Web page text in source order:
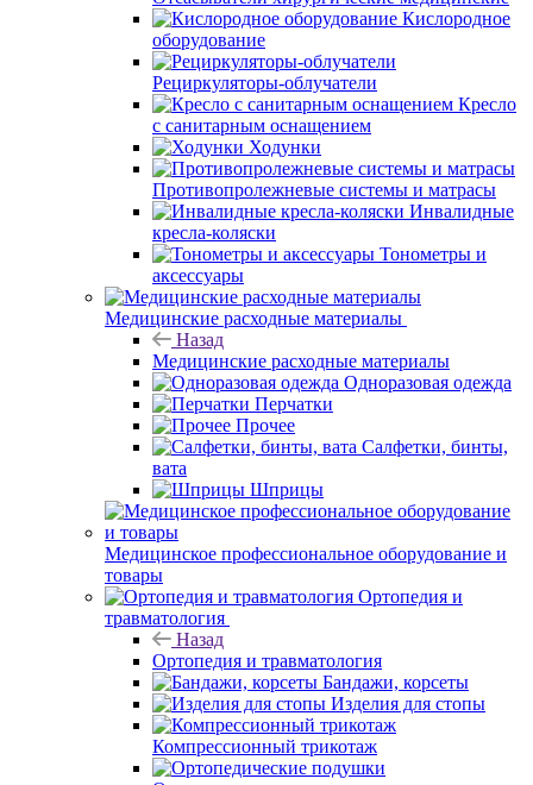
Кислородное
оборудование
Рециркуляторы-облучатели
Кресло
с санитарным оснащением
Ходунки
Противопролежневые системы и матрасы
Инвалидные
кресла-коляски
Тонометры и
аксессуары
Медицинские расходные материалы
Назад
Медицинские расходные материалы
Одноразовая одежда
Перчатки
Прочее
Салфетки, бинты,
вата
Шприцы
Медицинское профессиональное оборудование и
товары
Ортопедия и
травматология
Назад
Ортопедия и травматология
Бандажи, корсеты
Изделия для стопы
Компрессионный трикотаж